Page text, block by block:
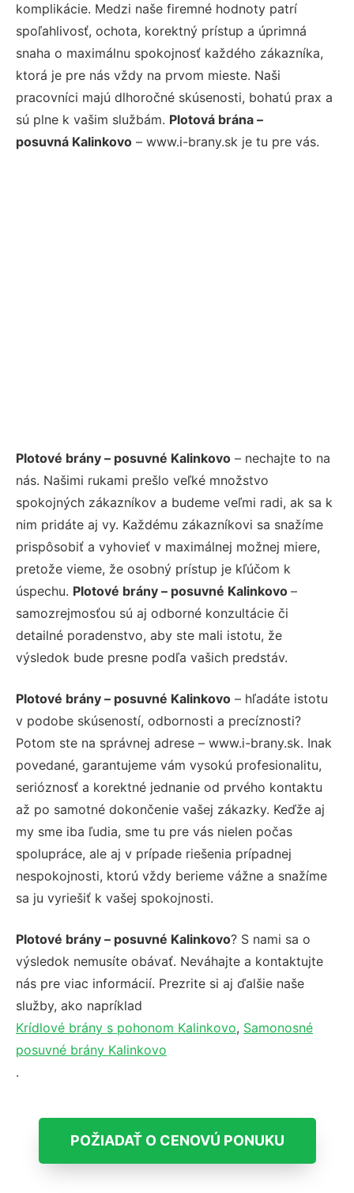
komplikácie. Medzi naše firemné hodnoty patrí
spoľahlivosť, ochota, korektný prístup a úprimná
snaha o maximálnu spokojnosť každého zákazníka,
ktorá je pre nás vždy na prvom mieste. Naši
pracovníci majú dlhoročné skúsenosti, bohatú prax a
sú plne k vašim službám. Plotová brána –
posuvná Kalinkovo – www.i-brany.sk je tu pre vás.
Plotové brány – posuvné Kalinkovo – nechajte to na
nás. Našimi rukami prešlo veľké množstvo
spokojných zákazníkov a budeme veľmi radi, ak sa k
nim pridáte aj vy. Každému zákazníkovi sa snažíme
prispôsobiť a vyhovieť v maximálnej možnej miere,
pretože vieme, že osobný prístup je kľúčom k
úspechu. Plotové brány – posuvné Kalinkovo –
samozrejmosťou sú aj odborné konzultácie či
detailné poradenstvo, aby ste mali istotu, že
výsledok bude presne podľa vašich predstáv.
Plotové brány – posuvné Kalinkovo – hľadáte istotu
v podobe skúseností, odbornosti a precíznosti?
Potom ste na správnej adrese – www.i-brany.sk. Inak
povedané, garantujeme vám vysokú profesionalitu,
serióznosť a korektné jednanie od prvého kontaktu
až po samotné dokončenie vašej zákazky. Keďže aj
my sme iba ľudia, sme tu pre vás nielen počas
spolupráce, ale aj v prípade riešenia prípadnej
nespokojnosti, ktorú vždy berieme vážne a snažíme
sa ju vyriešiť k vašej spokojnosti.
Plotové brány – posuvné Kalinkovo? S nami sa o
výsledok nemusíte obávať. Neváhajte a kontaktujte
nás pre viac informácií. Prezrite si aj ďalšie naše
služby, ako napríklad
Krídlové brány s pohonom Kalinkovo, Samonosné
posuvné brány Kalinkovo
.
POŽIADAŤ O CENOVÚ PONUKU